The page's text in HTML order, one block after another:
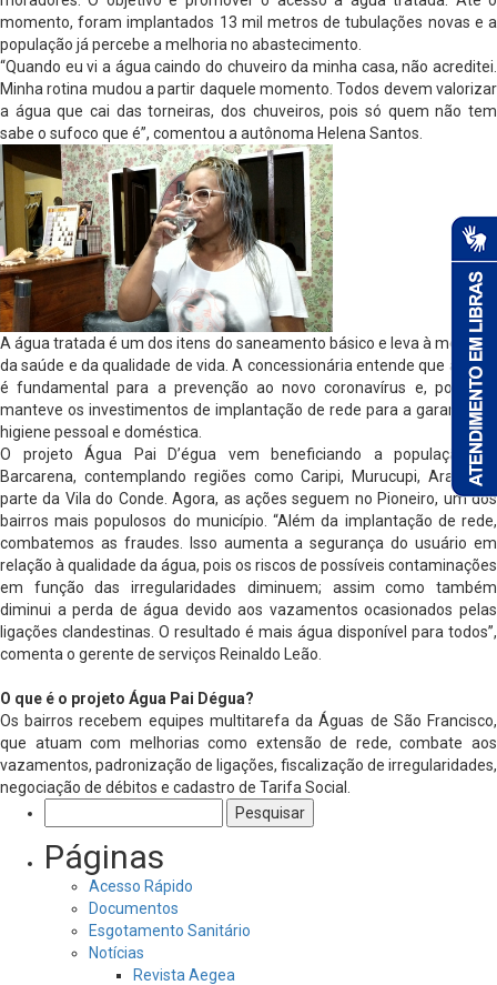
momento, foram implantados 13 mil metros de tubulações novas e a
população já percebe a melhoria no abastecimento.
“Quando eu vi a água caindo do chuveiro da minha casa, não acreditei.
Minha rotina mudou a partir daquele momento. Todos devem valorizar
a água que cai das torneiras, dos chuveiros, pois só quem não tem
sabe o sufoco que é”, comentou a autônoma Helena Santos.
A água tratada é um dos itens do saneamento básico e leva à melhoria
da saúde e da qualidade de vida. A concessionária entende que a água
é fundamental para a prevenção ao novo coronavírus e, por isso,
manteve os investimentos de implantação de rede para a garantia da
higiene pessoal e doméstica.
O projeto Água Pai D’égua vem beneficiando a população de
Barcarena, contemplando regiões como Caripi, Murucupi, Arapari e
parte da Vila do Conde. Agora, as ações seguem no Pioneiro, um dos
bairros mais populosos do município. “Além da implantação de rede,
combatemos as fraudes. Isso aumenta a segurança do usuário em
relação à qualidade da água, pois os riscos de possíveis contaminações
em função das irregularidades diminuem; assim como também
diminui a perda de água devido aos vazamentos ocasionados pelas
ligações clandestinas. O resultado é mais água disponível para todos”,
comenta o gerente de serviços Reinaldo Leão.
O que é o projeto Água Pai Dégua?
Os bairros recebem equipes multitarefa da Águas de São Francisco,
que atuam com melhorias como extensão de rede, combate aos
vazamentos, padronização de ligações, fiscalização de irregularidades,
negociação de débitos e cadastro de Tarifa Social.
por:
Páginas
Acesso Rápido
Documentos
Esgotamento Sanitário
Notícias
Revista Aegea